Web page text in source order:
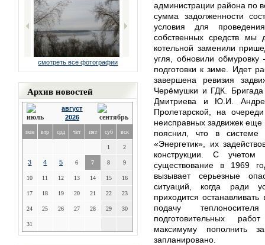
смотреть все фотографии
Архив новостей
август
2026
пон втр срд чет пят суб вск
1 2
3 4 5 6 7 8 9
10 11 12 13 14 15 16
17 18 19 20 21 22 23
24 25 26 27 28 29 30
31
администрации района по
сумма задолженности
условия для
собственных средств
котельной заменили
угля, обновили
подготовки к зиме. Идет
завершена ревизия
Черёмушки и ГДК.
Дмитриева и Ю.И.
Пролетарской, на
неисправных задвижек еще
пояснил, что в системе
«Энергетик», их
конструкции. С учетом
существование в 1969
вызывает серьезные
ситуаций, когда ради
приходится
подачу
подготовительных
максимуму пополнить
запланировано.